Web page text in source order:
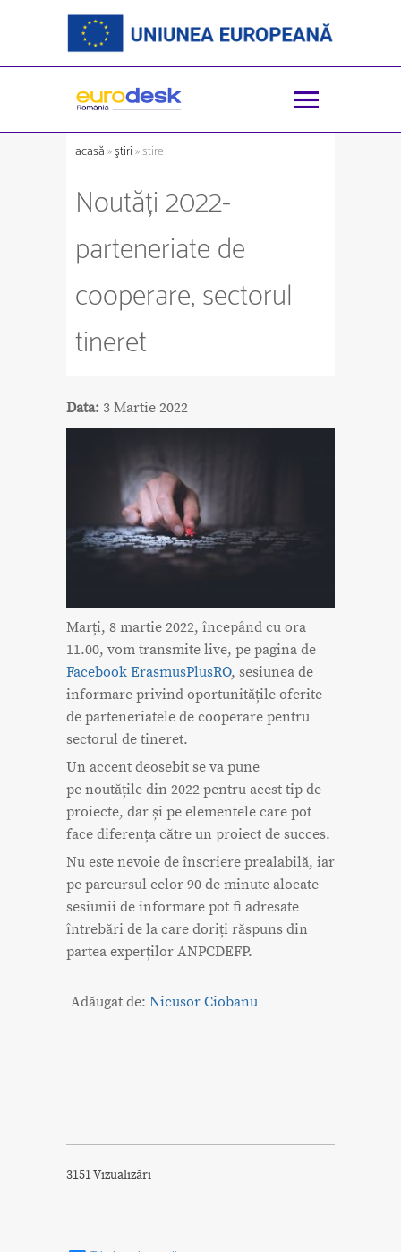
acasă»ştiri» stire
Noutăți 2022-
parteneriate de
cooperare, sectorul
tineret
Data: 3 Martie 2022
Marți, 8 martie 2022, începând cu ora
11.00, vom transmite live, pe pagina de
Facebook ErasmusPlusRO, sesiunea de
informare privind oportunitățile oferite
de parteneriatele de cooperare pentru
sectorul de tineret.
Un accent deosebit se va pune
pe noutățile din 2022 pentru acest tip de
proiecte, dar și pe elementele care pot
face diferența către un proiect de succes.
Nu este nevoie de înscriere prealabilă, iar
pe parcursul celor 90 de minute alocate
sesiunii de informare pot fi adresate
întrebări de la care doriți răspuns din
partea experților ANPCDEFP.
Adăugat de: Nicusor Ciobanu
3151 Vizualizări